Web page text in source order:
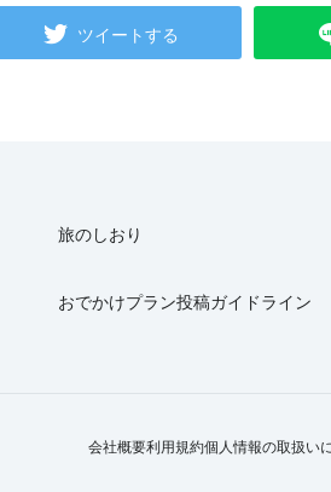
ツイートする
旅のしおり
おでかけプラン投稿ガイドライン
会社概要利用規約個人情報の取扱い